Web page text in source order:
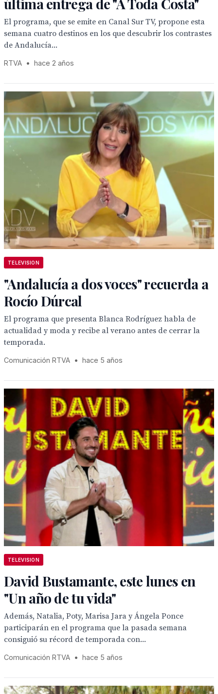
última entrega de "A Toda Costa"
El programa, que se emite en Canal Sur TV, propone esta
semana cuatro destinos en los que descubrir los contrastes
de Andalucía...
RTVA • hace 2 años
TELEVISION
"Andalucía a dos voces" recuerda a
Rocío Dúrcal
El programa que presenta Blanca Rodríguez habla de
actualidad y moda y recibe al verano antes de cerrar la
temporada.
Comunicación RTVA • hace 5 años
TELEVISION
David Bustamante, este lunes en
"Un año de tu vida"
Además, Natalia, Poty, Marisa Jara y Ángela Ponce
participarán en el programa que la pasada semana
consiguió su récord de temporada con...
Comunicación RTVA • hace 5 años